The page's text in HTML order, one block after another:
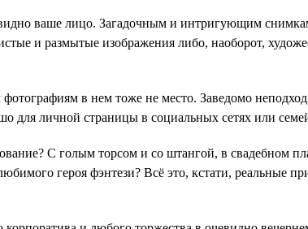
ваше лицо. Загадочным и интригующим
и размытые изображения либо, наоборот,
в нем тоже не место. Заведомо
для личной страницы в социальных сетях или
С голым торсом и со штангой, в свадебном
героя фэнтези? Всё это, кстати, реальные